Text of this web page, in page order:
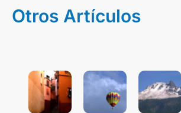
Otros Artículos